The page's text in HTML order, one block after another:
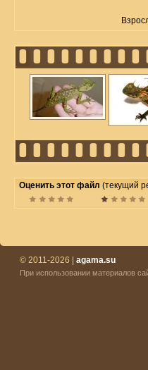
Оценить этот файл (текущий
© 2011-2026 | agama.su
При использовании материалов